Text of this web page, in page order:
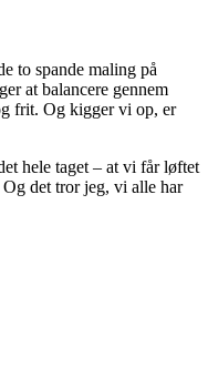
to spande maling på
at balancere gennem
frit. Og kigger vi op, er
hele taget – at vi får løftet
det tror jeg, vi alle har